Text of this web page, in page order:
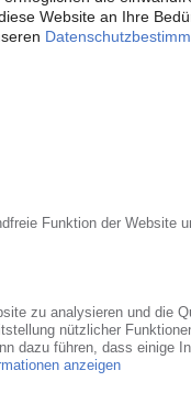
Türkei. Die
der Investition machte
Mrd EUR erreichen
im vergangenen